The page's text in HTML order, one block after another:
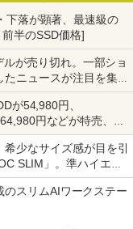
下落が顕著、最速級の
前半のSSD価格]
が売り切れ。一部ショ
ニュースが注目を集め
キング 26年7月27日～
が54,980円、
円などが特売、
のHDD価格]
少なサイズ感が目を引
SLIM」。準ハイエン
リムボディでもパフォ
スリムAIワークステー